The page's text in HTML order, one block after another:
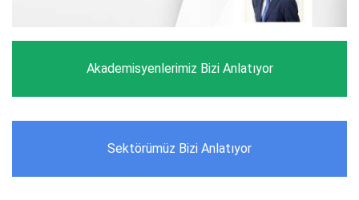
Akademisyenlerimiz Bizi Anlatıyor
Sektörümüz Bizi Anlatıyor